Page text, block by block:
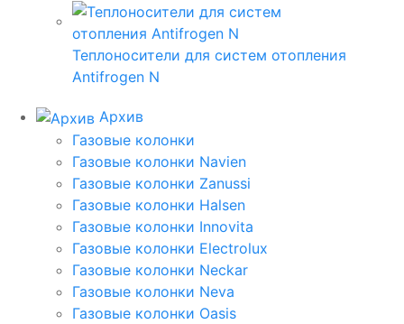
Теплоносители для систем отопления
Antifrogen N
Архив
Газовые колонки
Газовые колонки Navien
Газовые колонки Zanussi
Газовые колонки Halsen
Газовые колонки Innovita
Газовые колонки Electrolux
Газовые колонки Neckar
Газовые колонки Neva
Газовые колонки Oasis